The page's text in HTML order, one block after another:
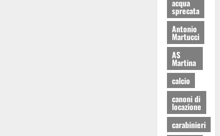
acqua
sprecata
Antonio
Martucci
AS
Martina
calcio
canoni di
locazione
carabinieri